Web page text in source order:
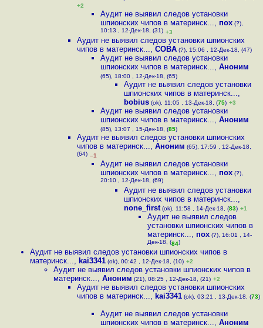
+2
Аудит не выявил следов установки
шпионских чипов в материнск..., пох (?),
10:13 , 12-Дек-18, (31) +3
Аудит не выявил следов установки шпионских
чипов в материнск..., COBA (?), 15:06 , 12-Дек-18, (47)
Аудит не выявил следов установки
шпионских чипов в материнск..., Аноним
(65), 18:00 , 12-Дек-18, (65)
Аудит не выявил следов установки
шпионских чипов в материнск...,
bobius (ok), 11:05 , 13-Дек-18, (75) +3
Аудит не выявил следов установки
шпионских чипов в материнск..., Аноним
(85), 13:07 , 15-Дек-18, (85)
Аудит не выявил следов установки шпионских
чипов в материнск..., Аноним (65), 17:59 , 12-Дек-18,
(64) –1
Аудит не выявил следов установки
шпионских чипов в материнск..., пох (?),
20:10 , 12-Дек-18, (69)
Аудит не выявил следов установки
шпионских чипов в материнск...,
none_first (ok), 11:58 , 14-Дек-18, (83) +1
Аудит не выявил следов
установки шпионских чипов в
материнск..., пох (?), 16:01 , 14-
Дек-18, (84)
Аудит не выявил следов установки шпионских чипов в
материнск..., kai3341 (ok), 00:42 , 12-Дек-18, (10) +2
Аудит не выявил следов установки шпионских чипов в
материнск..., Аноним (21), 08:25 , 12-Дек-18, (21) +2
Аудит не выявил следов установки шпионских
чипов в материнск..., kai3341 (ok), 03:21 , 13-Дек-18, (73)
Аудит не выявил следов установки
шпионских чипов в материнск..., Аноним